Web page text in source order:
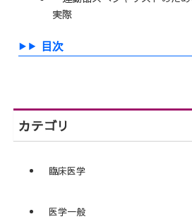
実際
目次
カテゴリ
臨床医学
医学一般